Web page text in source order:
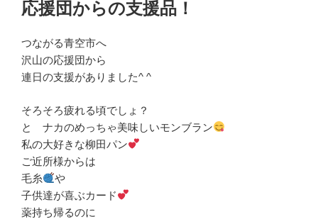
日:
応援団からの支援品！
つながる青空市へ
沢山の応援団から
連日の支援がありました^ ^
そろそろ疲れる頃でしょ？
と ナカのめっちゃ美味しいモンブラン
私の大好きな柳田パン
ご近所様からは
毛糸
や
子供達が喜ぶカード
薬持ち帰るのに